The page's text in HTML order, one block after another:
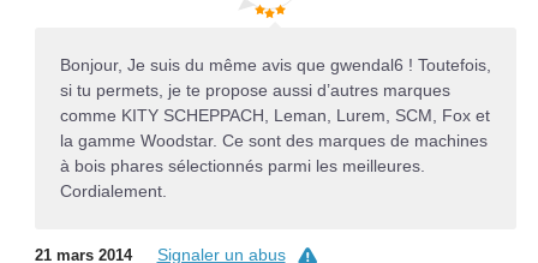
Bonjour, Je suis du même avis que gwendal6 ! Toutefois,
si tu permets, je te propose aussi d’autres marques
comme KITY SCHEPPACH, Leman, Lurem, SCM, Fox et
la gamme Woodstar. Ce sont des marques de machines
à bois phares sélectionnés parmi les meilleures.
Cordialement.
21 mars 2014
Signaler un abus